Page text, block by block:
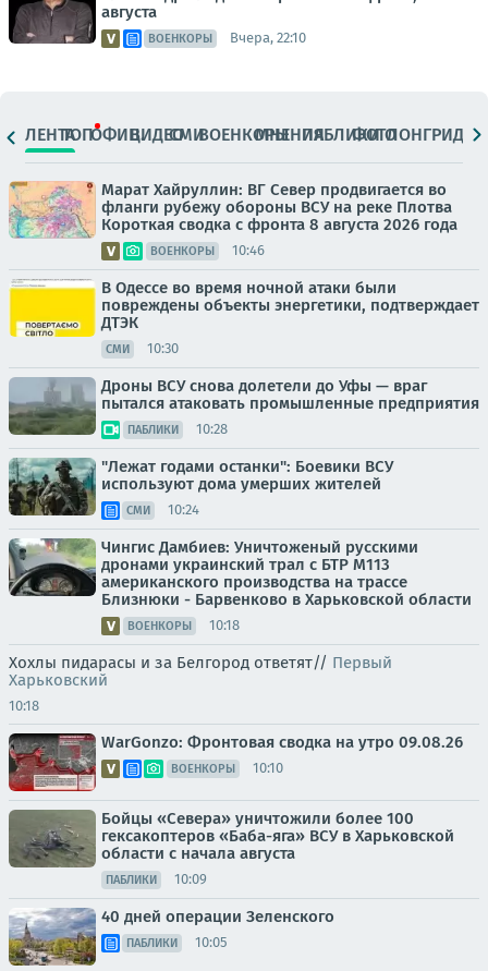
августа
ВОЕНКОРЫ Вчера, 22:10
ЛЕНТАТОПОФИЦ.ВИДЕОСМИВОЕНКОРЫМНЕНИЯПАБЛИКИ
ФОТОЛОНГРИДЫ
Марат Хайруллин: ВГ Север продвигается во
фланги рубежу обороны ВСУ на реке Плотва
Короткая сводка с фронта 8 августа 2026 года
ВОЕНКОРЫ 10:46
В Одессе во время ночной атаки были
повреждены объекты энергетики, подтверждает
ДТЭК
СМИ 10:30
Дроны ВСУ снова долетели до Уфы — враг
пытался атаковать промышленные предприятия
ПАБЛИКИ 10:28
"Лежат годами останки": Боевики ВСУ
используют дома умерших жителей
СМИ 10:24
Чингис Дамбиев: Уничтоженый русскими
дронами украинский трал с БТР М113
американского производства на трассе
Близнюки - Барвенково в Харьковской области
ВОЕНКОРЫ 10:18
Хохлы пидарасы и за Белгород ответят// Первый
Харьковский
10:18
WarGonzo: Фронтовая сводка на утро 09.08.26
ВОЕНКОРЫ 10:10
Бойцы «Севера» уничтожили более 100
гексакоптеров «Баба-яга» ВСУ в Харьковской
области с начала августа
ПАБЛИКИ 10:09
40 дней операции Зеленского
ПАБЛИКИ 10:05